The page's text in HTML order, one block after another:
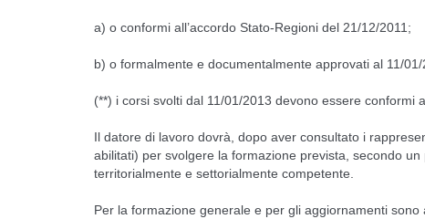
a) o conformi all’accordo Stato-Regioni del 21/12/2011;
b) o formalmente e documentalmente approvati al 11/
(**) i corsi svolti dal 11/01/2013 devono essere conformi
Il datore di lavoro dovrà, dopo aver consultato i
abilitati) per svolgere la formazione prevista, secondo
territorialmente e settorialmente competente.
Per la formazione generale e per gli aggiornamenti